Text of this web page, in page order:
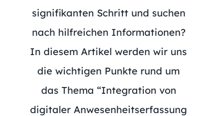
signifikanten Schritt und suchen
nach hilfreichen Informationen?
In diesem Artikel werden wir uns
die wichtigen Punkte rund um
das Thema “Integration von
digitaler Anwesenheitserfassung